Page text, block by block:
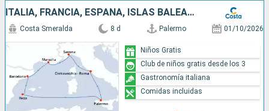
ITALIA, FRANCIA, ESPAÑA, ISLAS BALEARES
Costa Smeralda 8 d Palermo 01/10/2026
Niños Gratis
Club de niños gratis desde los 3
Gastronomía italiana
Comidas incluidas